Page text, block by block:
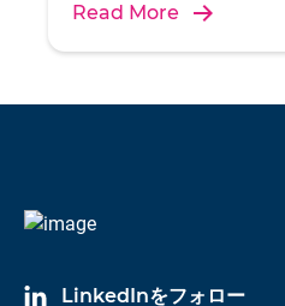
Read More
LinkedInをフォロー